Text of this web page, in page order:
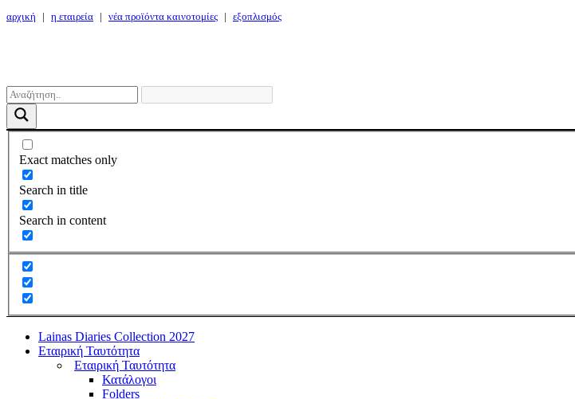
αρχική | η εταιρεία | νέα προϊόντα καινοτομίες | εξοπλισμός
Exact matches only
Search in title
Search in content
Lainas Diaries Collection 2027
Εταιρική Ταυτότητα
Εταιρική Ταυτότητα
Κατάλογοι
Folders